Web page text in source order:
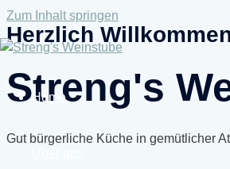
Zum Inhalt springen
Home
Herzlich
Streng's
Gut bürgerliche Küche in gemütlicher